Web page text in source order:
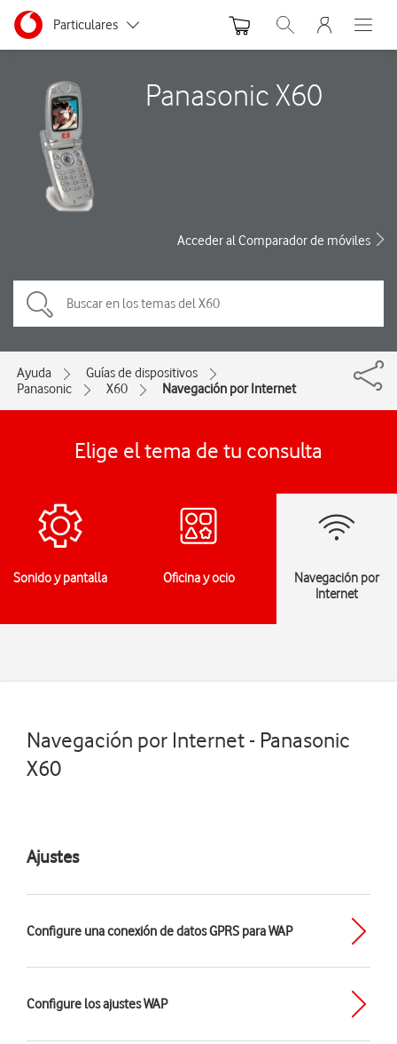
Ir a la pagina principal de vodafone.es
Menu navegación Segmento
Particulares
Pymes
Grandes empresas
y AA.PP.
Abrir buscador. Abre
Abre
Panasonic X60
Acceder al Comparador de móviles
Ayuda
Guías de dispositivos
Panasonic
X60 Navegación por Internet
Elige el tema de tu consulta
Sonido y pantalla Oficina y ocio
Navegación por
Internet
Navegación por Internet - Panasonic
X60
Ajustes
Configure una conexión de datos GPRS para WAP
Configure los ajustes WAP